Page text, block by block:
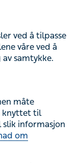
ved å tilpasse
våre ved å
samtykke.
måte
knyttet til
slik informasjon
om